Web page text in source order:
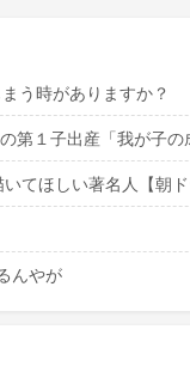
う時がありますか？
第１子出産「我が子
てほしい著名人【朝ド
んやが